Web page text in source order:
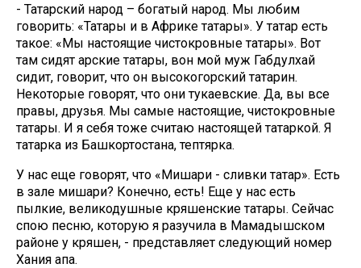
- Татарский народ – богатый народ. Мы любим
говорить: «Татары и в Африке татары». У татар есть
такое: «Мы настоящие чистокровные татары». Вот
там сидят арские татары, вон мой муж Габдулхай
сидит, говорит, что он высокогорский татарин.
Некоторые говорят, что они тукаевские. Да, вы все
правы, друзья. Мы самые настоящие, чистокровные
татары. И я себя тоже считаю настоящей татаркой. Я
татарка из Башкортостана, тептярка.
У нас еще говорят, что «Мишари - сливки татар». Есть
в зале мишари? Конечно, есть! Еще у нас есть
пылкие, великодушные кряшенские татары. Сейчас
спою песню, которую я разучила в Мамадышском
районе у кряшен, - представляет следующий номер
Хания апа.